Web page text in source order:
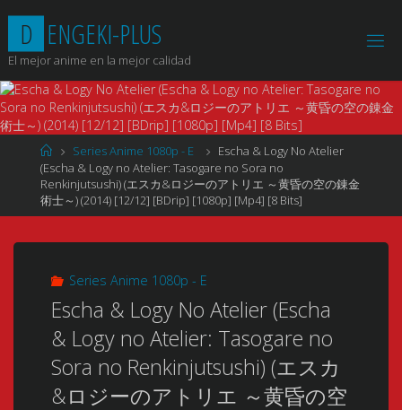
contenido
D ENGEKI-PLUS
El mejor anime en la mejor calidad
Página
de
Inicio
Series Anime 1080p - E
Escha & Logy No Atelier
(Escha & Logy no Atelier: Tasogare no Sora no
Renkinjutsushi) (エスカ&ロジーのアトリエ ～黄昏の空の錬金
術士～) (2014) [12/12] [BDrip] [1080p] [Mp4] [8 Bits]
Series Anime 1080p - E
Escha & Logy No Atelier (Escha
& Logy no Atelier: Tasogare no
Sora no Renkinjutsushi) (エスカ
&ロジーのアトリエ ～黄昏の空